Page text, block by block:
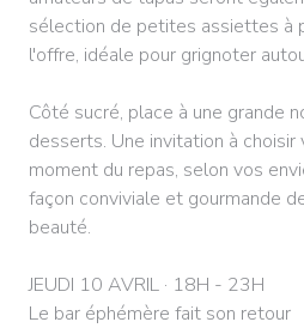
sélection de petites assiettes à
l'offre, idéale pour grignoter
Côté sucré, place à une grande
desserts. Une invitation à choisir
moment du repas, selon vos
façon conviviale et gourmande
beauté.
JEUDI 10 AVRIL · 18H - 23H
Le bar éphémère fait son retour